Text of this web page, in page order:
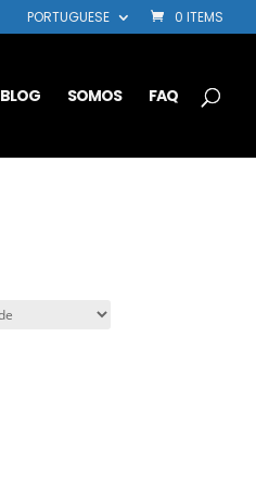
PORTUGUESE 0 ITEMS
BLOG SOMOS FAQ